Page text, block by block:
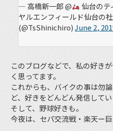
— 高橋新一郎 @
仙台の
ヤルエンフィールド仙台の
(@TsShinichiro)June 2,
このブログなどで、私の好き
く思ってます。
これからも、バイクの事は勿
ど、好きをどんどん発信して
そして、野球好きも。
今夜は、セパ交流戦・楽天ー